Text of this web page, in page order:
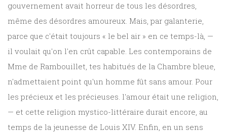
gouvernement avait horreur de tous les désordres,
même des désordres amoureux. Mais, par galanterie,
parce que c'était toujours « le bel air » en ce temps-là, —
il voulait qu'on l'en crût capable. Les contemporains de
Mme de Rambouillet, tes habitués de la Chambre bleue,
n'admettaient point qu'un homme fût sans amour. Pour
les précieux et les précieuses. l'amour était une religion,
— et cette religion mystico-littéraire durait encore, au
temps de la jeunesse de Louis XIV. Enfin, en un sens